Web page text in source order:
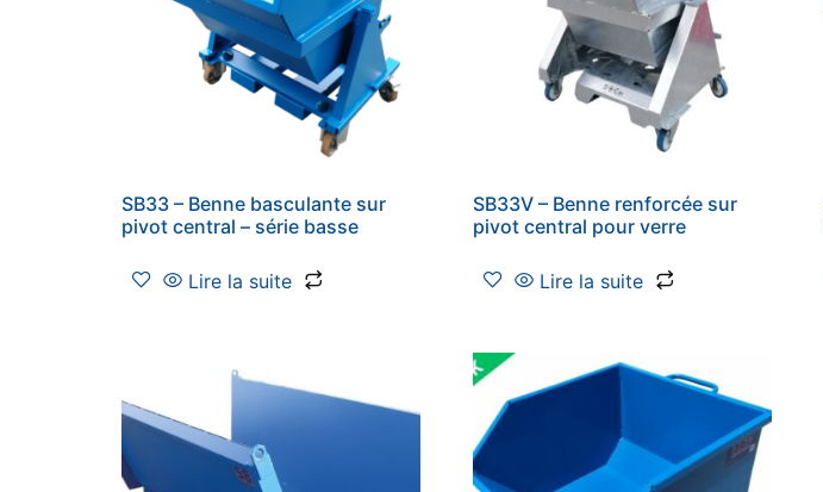
SB33 – Benne basculante sur
pivot central – série basse
Lire la suite
SB33V – Benne renforcée sur
pivot central pour verre
Lire la suite